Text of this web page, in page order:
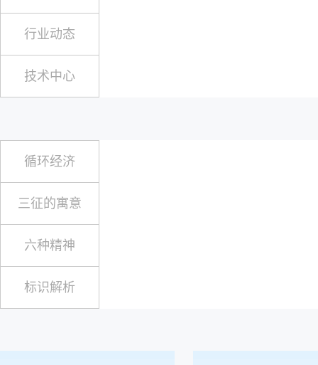
行业动态
技术中心
循环经济
三征的寓意
六种精神
标识解析